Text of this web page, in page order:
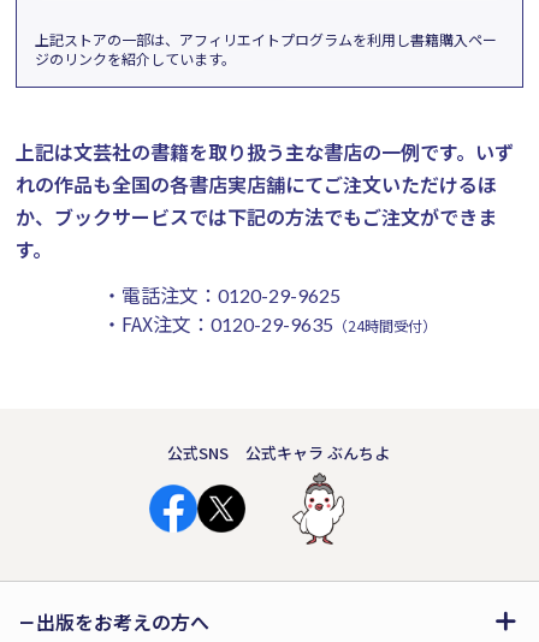
上記ストアの一部は、アフィリエイトプログラムを利用し書籍購入ペー
ジのリンクを紹介しています。
上記は文芸社の書籍を取り扱う主な書店の一例です。 いず
れの作品も全国の各書店実店舗にてご注文いただけるほ
か、ブックサービスでは下記の方法でもご注文ができま
す。
・電話注文： 0120-29-9625
・FAX注文： 0120-29-9635 （24時間受付）
公式SNS 公式キャラ ぶんちよ
出版をお考えの方へ